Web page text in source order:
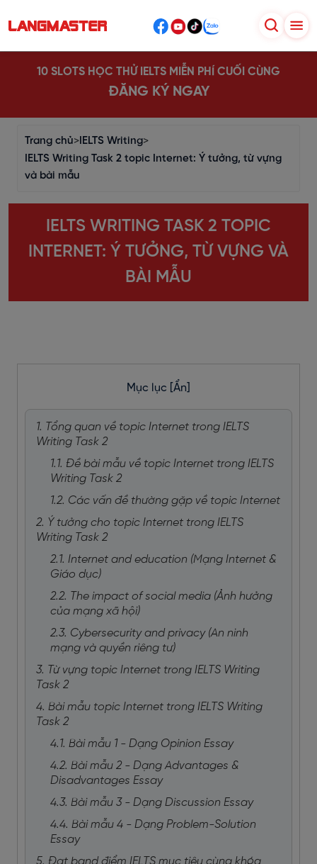
10 SLOTS HỌC THỬ IELTS MIỄN PHÍ CUỐI CÙNG
ĐĂNG KÝ NGAY
Trang chủ> IELTS Writing>
IELTS Writing Task 2 topic Internet: Ý tưởng, từ vựng
và bài mẫu
IELTS WRITING TASK 2 TOPIC
INTERNET: Ý TƯỞNG, TỪ VỰNG VÀ
BÀI MẪU
Mục lục [Ẩn]
1. Tổng quan về topic Internet trong IELTS
Writing Task 2
1.1. Đề bài mẫu về topic Internet trong IELTS
Writing Task 2
1.2. Các vấn đề thường gặp về topic Internet
2. Ý tưởng cho topic Internet trong IELTS
Writing Task 2
2.1. Internet and education (Mạng Internet &
Giáo dục)
2.2. The impact of social media (Ảnh hưởng
của mạng xã hội)
2.3. Cybersecurity and privacy (An ninh
mạng và quyền riêng tư)
3. Từ vựng topic Internet trong IELTS Writing
Task 2
4. Bài mẫu topic Internet trong IELTS Writing
Task 2
4.1. Bài mẫu 1 - Dạng Opinion Essay
4.2. Bài mẫu 2 - Dạng Advantages &
Disadvantages Essay
4.3. Bài mẫu 3 - Dạng Discussion Essay
4.4. Bài mẫu 4 - Dạng Problem-Solution
Essay
5. Đạt band điểm IELTS mục tiêu cùng khóa